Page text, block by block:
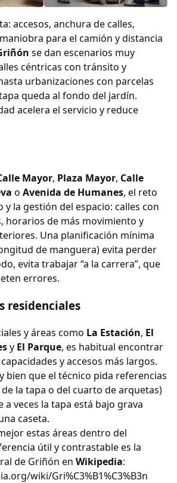
accesos, anchura de calles,
para el camión y distancia
se dan escenarios muy
céntricas con tránsito y
urbanizaciones con parcelas
queda al fondo del jardín.
acelera el servicio y reduce
Mayor, Plaza Mayor, Calle
o Avenida de Humanes, el reto
y la gestión del espacio: calles con
horarios de más movimiento y
Una planificación mínima
de manguera) evita perder
evita trabajar “a la carrera”, que
errores.
residenciales
y áreas como La Estación, El
y El Parque, es habitual encontrar
y accesos más largos.
bien que el técnico pida referencias
la tapa o del cuarto de arquetas)
a veces la tapa está bajo grava
caseta.
estas áreas dentro del
útil y contrastable es la
de Griñón en Wikipedia:
wiki/Gri%C3%B1%C3%B3n